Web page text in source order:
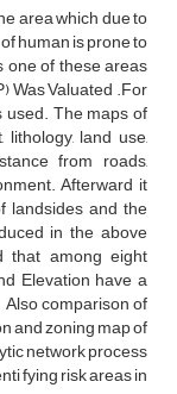
area which due to
human is prone to
one of these areas
Was Valuated .For
used. The maps of
land use,
from roads,
Afterward it
landsides and the
in the above
that among eight
Elevation have a
comparison of
and zoning map of
network process
fying risk areas in